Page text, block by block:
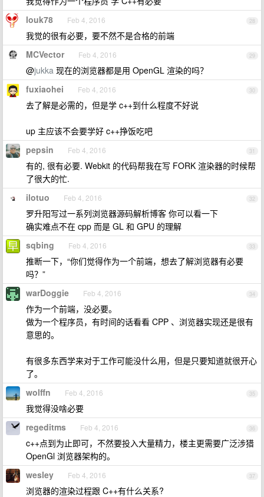
28
louk78 Feb 4, 2016
我觉的很有必要，要不然不是合格的前端
29
MCVector Feb 4, 2016
@jukka 现在的浏览器都是用 OpenGL 渲染的吗？
30
fuxiaohei Feb 4, 2016
去了解是必需的，但是学 c++到什么程度不好说
up 主应该不会要学好 c++挣饭吃吧
31
pepsin Feb 4, 2016
有的, 很有必要. Webkit 的代码帮我在写 FORK 渲染器的时候帮
了很大的忙.
32
ilotuo Feb 4, 2016
罗升阳写过一系列浏览器源码解析博客 你可以看一下
确实难点不在 cpp 而是 GL 和 GPU 的理解
33
sqbing Feb 4, 2016
推断一下，“你们觉得作为一个前端，想去了解浏览器有必要
吗？”
34
warDoggie Feb 4, 2016
作为一个前端，没必要。
做为一个程序员，有时间的话看看 CPP 、浏览器实现还是很有
意思的。
有很多东西学来对于工作可能没什么用，但是只要知道就很开心
了。
35
wolffn Feb 4, 2016
我觉得没啥必要
36
regeditms Feb 4, 2016
c++点到为止即可，不然要投入大量精力，楼主更需要广泛涉猎
OpenGl 浏览器架构的。
37
wesley Feb 4, 2016
浏览器的渲染过程跟 C++有什么关系?